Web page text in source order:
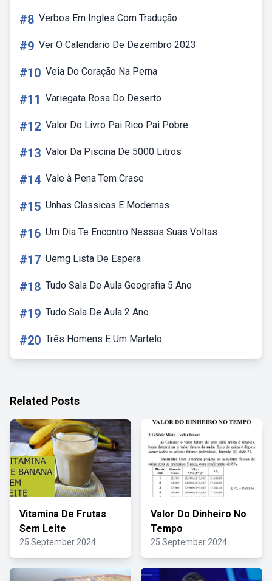
#8 Verbos Em Ingles Com Tradução
#9 Ver O Calendário De Dezembro 2023
#10 Veia Do Coração Na Perna
#11 Variegata Rosa Do Deserto
#12 Valor Do Livro Pai Rico Pai Pobre
#13 Valor Da Piscina De 5000 Litros
#14 Vale à Pena Tem Crase
#15 Unhas Classicas E Modernas
#16 Um Dia Te Encontro Nessas Suas Voltas
#17 Uemg Lista De Espera
#18 Tudo Sala De Aula Geografia 5 Ano
#19 Tudo Sala De Aula 2 Ano
#20 Três Homens E Um Martelo
Related Posts
Vitamina De Frutas
Sem Leite
25 September 2024
Valor Do Dinheiro No
Tempo
25 September 2024